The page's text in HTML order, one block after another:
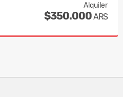
Alquiler
$350.000ARS